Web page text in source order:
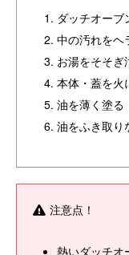
ダッチオーブ
中の汚れをヘ
お湯をそそぎ
本体・蓋を火
油を薄く塗る
油をふき取り
注意点！
熱いダッチオ